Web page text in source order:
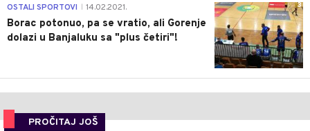
3
OSTALI SPORTOVI 14.02.2021.
Borac potonuo, pa se vratio, ali Gorenje
dolazi u Banjaluku sa "plus četiri"!
PROČITAJ JOŠ